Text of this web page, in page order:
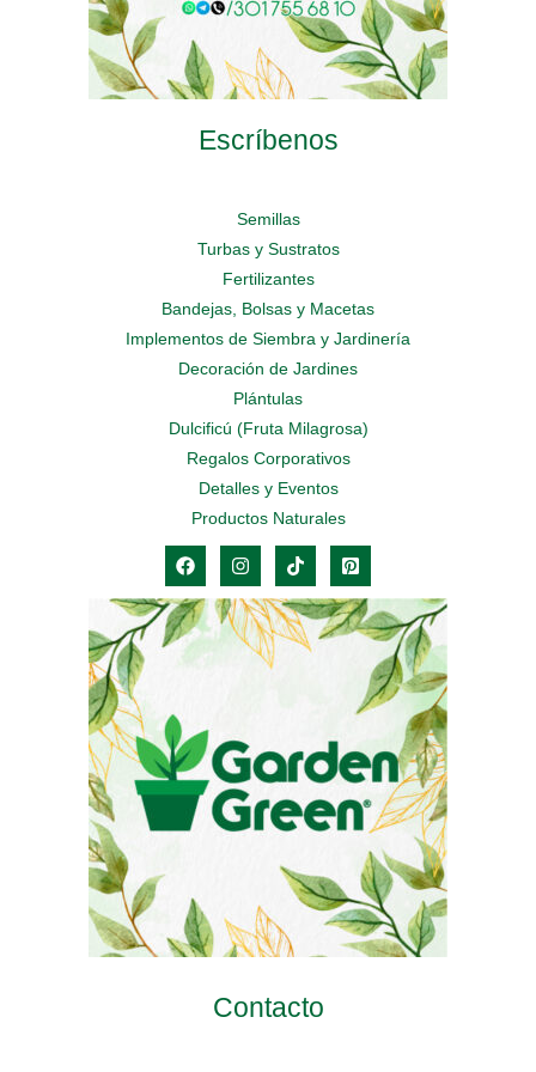
Escríbenos
Semillas
Turbas y Sustratos
Fertilizantes
Bandejas, Bolsas y Macetas
Implementos de Siembra y Jardinería
Decoración de Jardines
Plántulas
Dulcificú (Fruta Milagrosa)
Regalos Corporativos
Detalles y Eventos
Productos Naturales
Contacto